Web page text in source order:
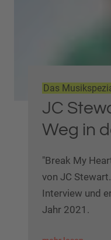
Das
JC
Weg in
"Break My
von JC
Interview und
Jahr 2021.